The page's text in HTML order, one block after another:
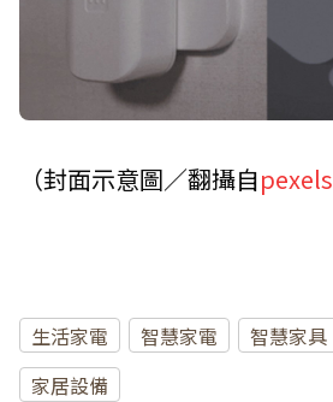
（封面示意圖／翻攝自pexels
生活家電 智慧家電 智慧家具
家居設備